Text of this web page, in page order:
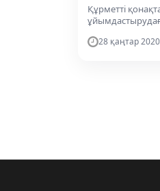
Құрметті
28 қаңтар 2020